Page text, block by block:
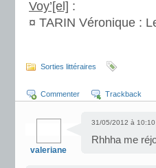
Voy’[el] :
¤ TARIN Véronique :
Sorties littéraires
Commenter Trackback
valeriane
31/05/2012 à 10:10
Rhhha me